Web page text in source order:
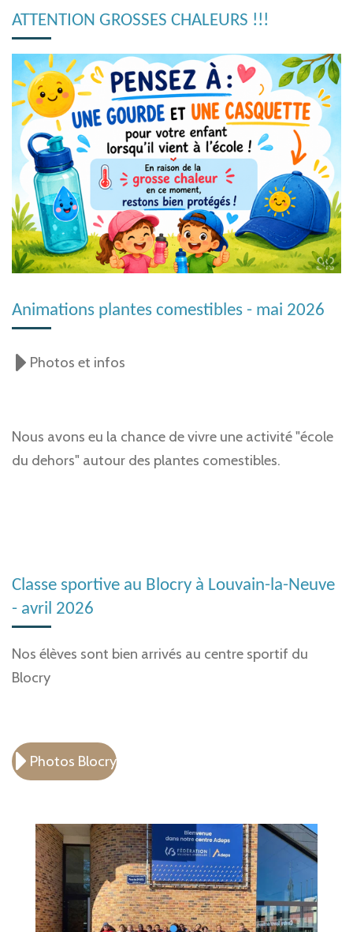
s
e
n
ATTENTION GROSSES CHALEURS !!!
Animations plantes comestibles - mai 2026
Photos et infos
Nous avons eu la chance de vivre une activité "école
du dehors" autour des plantes comestibles.
Classe sportive au Blocry à Louvain-la-Neuve
- avril 2026
Nos élèves sont bien arrivés au centre sportif du
Blocry
Photos Blocry